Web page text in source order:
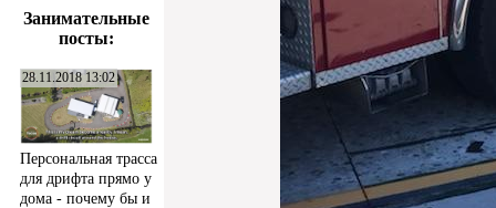
Занимательные
посты:
28.11.2018 13:02
Персональная трасса
для дрифта прямо у
дома - почему бы и